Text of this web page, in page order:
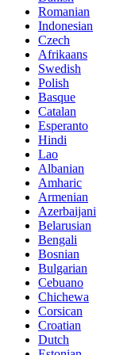
Romanian
Indonesian
Czech
Afrikaans
Swedish
Polish
Basque
Catalan
Esperanto
Hindi
Lao
Albanian
Amharic
Armenian
Azerbaijani
Belarusian
Bengali
Bosnian
Bulgarian
Cebuano
Chichewa
Corsican
Croatian
Dutch